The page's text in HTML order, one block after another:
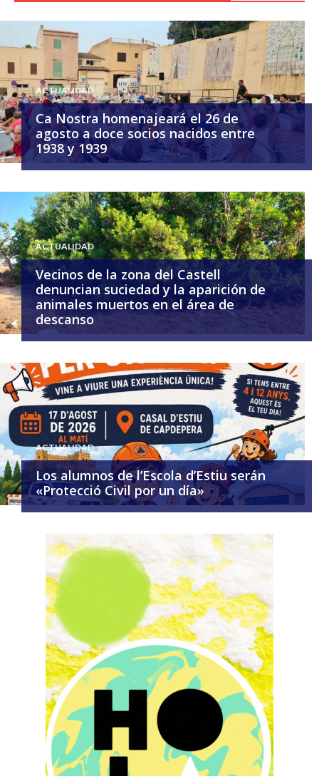
ACTUALIDAD
Ca Nostra homenajeará el 26 de
agosto a doce socios nacidos entre
1938 y 1939
ACTUALIDAD
Vecinos de la zona del Castell
denuncian suciedad y la aparición de
animales muertos en el área de
descanso
ACTUALIDAD
Los alumnos de l’Escola d’Estiu serán
«Protecció Civil por un día»